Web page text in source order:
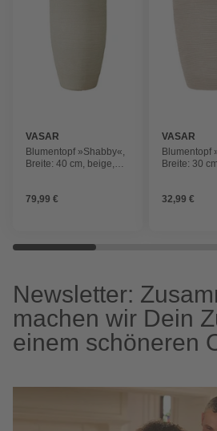
VASAR
Blumentopf »Shabby«,
Breite: 40 cm, beige,
79,99 €
VASAR
Blumentopf
Breite: 30
32,99 €
Newsletter:
machen wir Dein
einem schöneren